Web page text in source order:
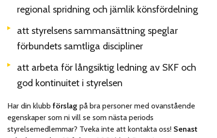
regional spridning och jämlik könsfördelning
att styrelsens sammansättning speglar
förbundets samtliga discipliner
att arbeta för långsiktig ledning av SKF och
god kontinuitet i styrelsen
Har din klubbförslag på bra personer med ovanstående
egenskaper som ni vill se som nästa periods
styrelsemedlemmar? Tveka inte att kontakta oss! Senast